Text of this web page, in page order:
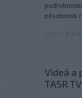
pôsobnosti
V
Videá a
TASR TV